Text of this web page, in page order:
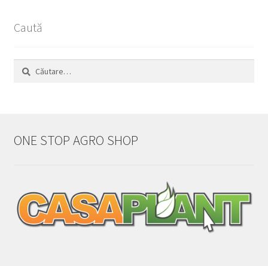
Caută
Caută
ONE STOP AGRO SHOP